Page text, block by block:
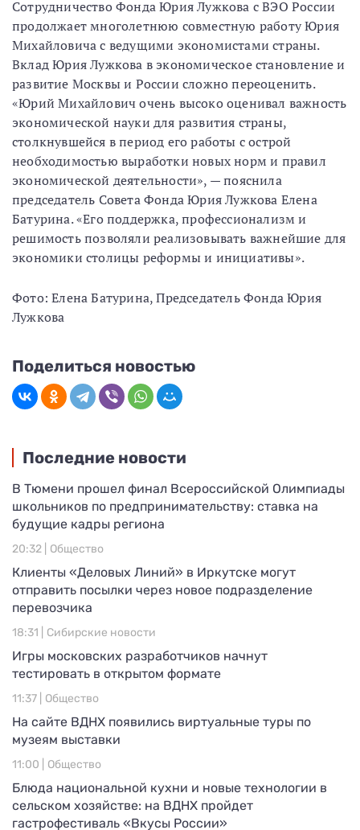
Сотрудничество Фонда Юрия Лужкова с ВЭО России
продолжает многолетнюю совместную работу Юрия
Михайловича с ведущими экономистами страны.
Вклад Юрия Лужкова в экономическое становление и
развитие Москвы и России сложно переоценить.
«Юрий Михайлович очень высоко оценивал важность
экономической науки для развития страны,
столкнувшейся в период его работы с острой
необходимостью выработки новых норм и правил
экономической деятельности», — пояснила
председатель Совета Фонда Юрия Лужкова Елена
Батурина. «Его поддержка, профессионализм и
решимость позволяли реализовывать важнейшие для
экономики столицы реформы и инициативы».
Фото: Елена Батурина, Председатель Фонда Юрия
Лужкова
Поделиться новостью
Последние новости
В Тюмени прошел финал Всероссийской Олимпиады
школьников по предпринимательству: ставка на
будущие кадры региона
20:32 | Общество
Клиенты «Деловых Линий» в Иркутске могут
отправить посылки через новое подразделение
перевозчика
18:31 | Сибирские новости
Игры московских разработчиков начнут
тестировать в открытом формате
11:37 | Общество
На сайте ВДНХ появились виртуальные туры по
музеям выставки
11:00 | Общество
Блюда национальной кухни и новые технологии в
сельском хозяйстве: на ВДНХ пройдет
гастрофестиваль «Вкусы России»